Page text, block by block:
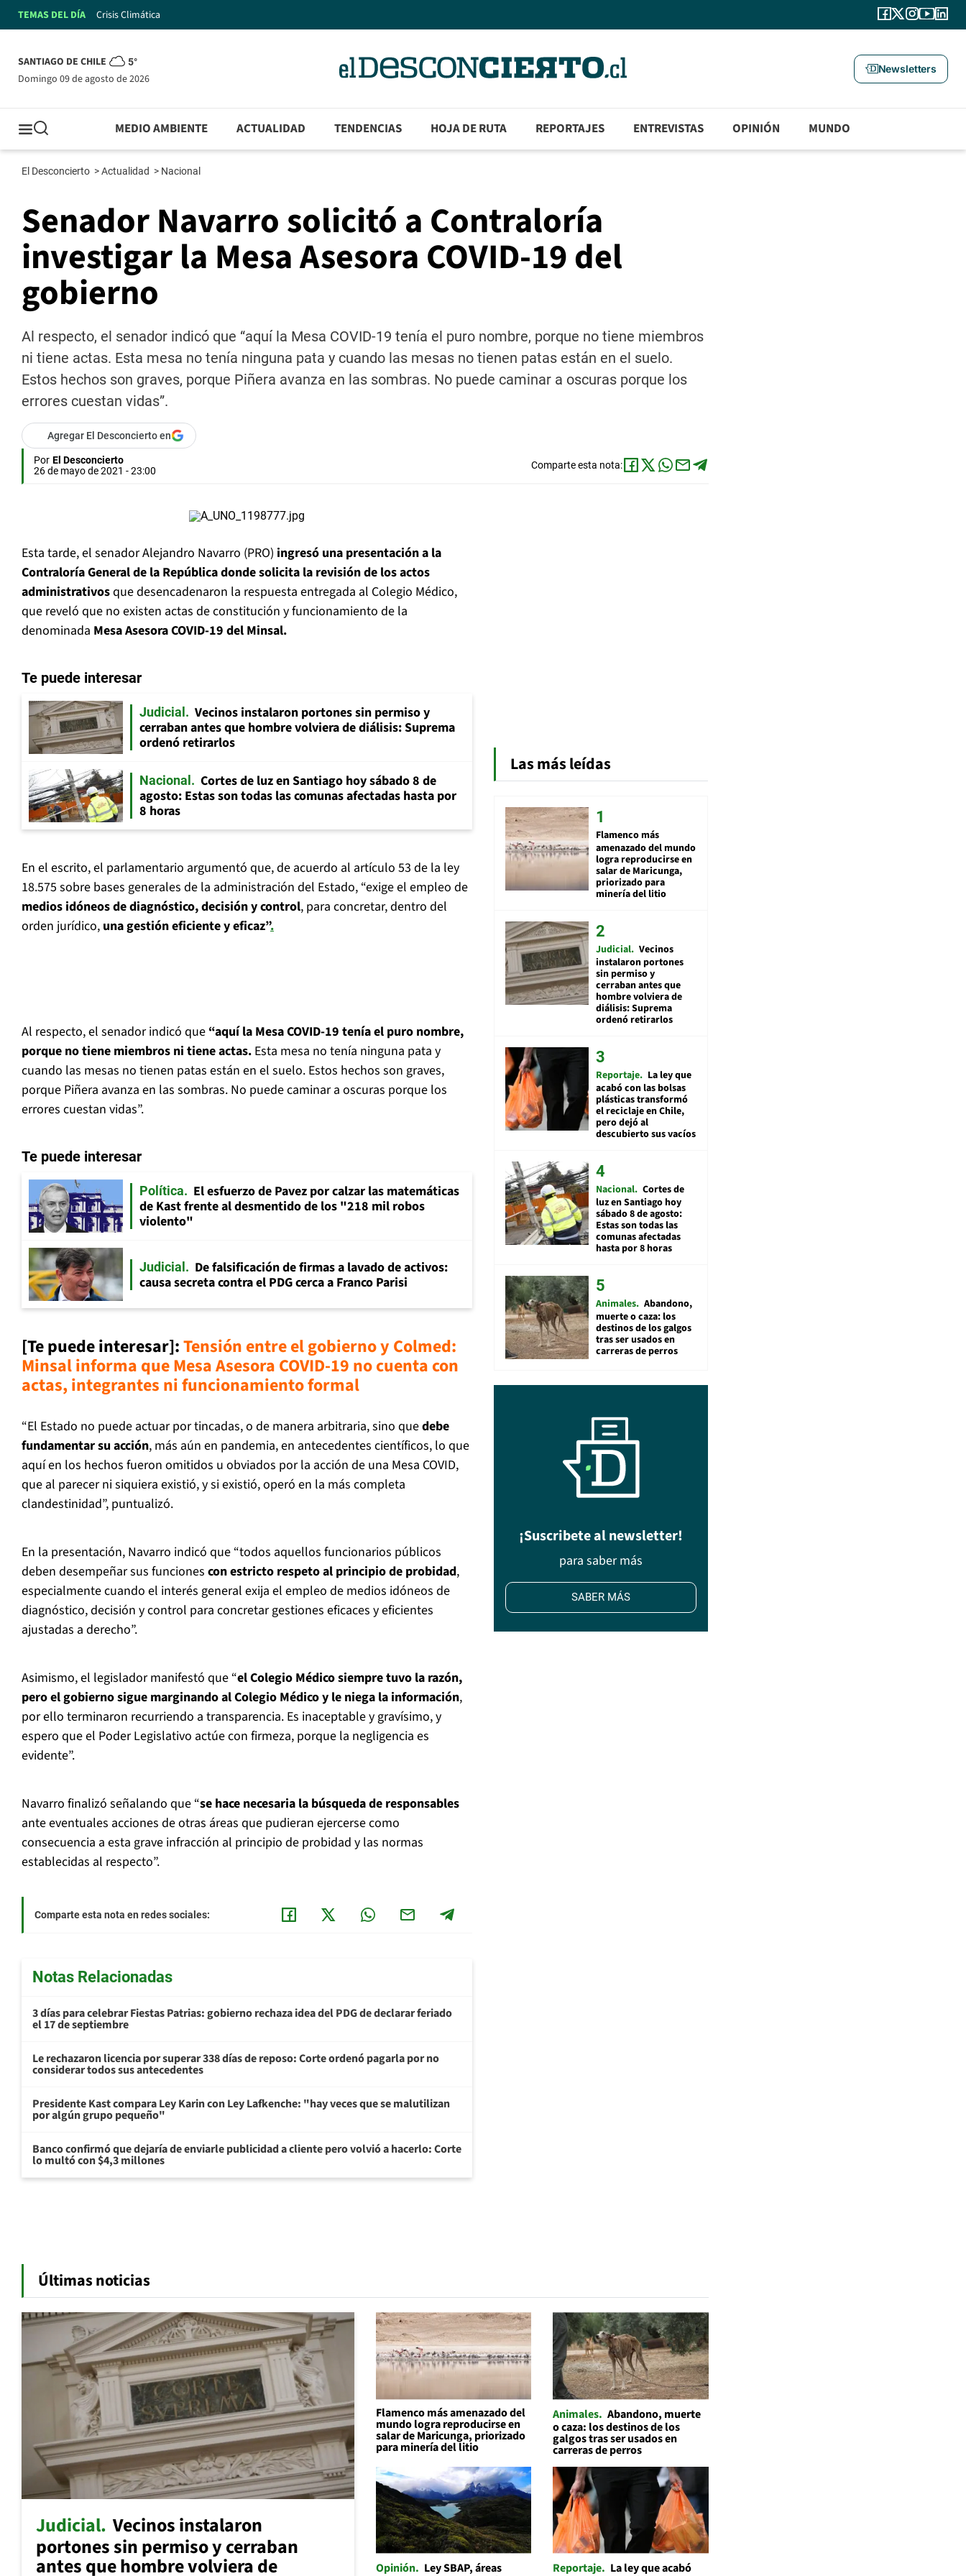
TEMAS DEL DÍA Crisis Climática
SANTIAGO DE CHILE 5°
domingo 09 de agosto de 2026
Newsletters
MEDIO AMBIENTE ACTUALIDAD TENDENCIAS HOJA DE RUTA REPORTAJES ENTREVISTAS OPINIÓN MUNDO
El Desconcierto >Actualidad > Nacional
Senador Navarro solicitó a Contraloría
investigar la Mesa Asesora COVID-19 del
gobierno
Al respecto, el senador indicó que “aquí la Mesa COVID-19 tenía el puro nombre, porque no tiene miembros
ni tiene actas. Esta mesa no tenía ninguna pata y cuando las mesas no tienen patas están en el suelo.
Estos hechos son graves, porque Piñera avanza en las sombras. No puede caminar a oscuras porque los
errores cuestan vidas”.
Agregar El Desconcierto en
Por El Desconcierto
26 de mayo de 2021 - 23:00
Comparte esta nota:
Esta tarde, el senador Alejandro Navarro (PRO) ingresó una presentación a la
Contraloría General de la República donde solicita la revisión de los actos
administrativosque desencadenaron la respuesta entregada al Colegio Médico,
que reveló que no existen actas de constitución y funcionamiento de la
denominada Mesa Asesora COVID-19 del Minsal.
Te puede interesar
Judicial
Vecinos instalaron portones sin permiso y
cerraban antes que hombre volviera de diálisis: Suprema
ordenó retirarlos
Nacional
Cortes de luz en Santiago hoy sábado 8 de
agosto: Estas son todas las comunas afectadas hasta por
8 horas
En el escrito, el parlamentario argumentó que, de acuerdo al artículo 53 de la ley
18.575 sobre bases generales de la administración del Estado, “exige el empleo de
medios idóneos de diagnóstico, decisión y control, para concretar, dentro del
orden jurídico, una gestión eficiente y eficaz”.
Al respecto, el senador indicó que “aquí la Mesa COVID-19 tenía el puro nombre,
porque no tiene miembros ni tiene actas. Esta mesa no tenía ninguna pata y
cuando las mesas no tienen patas están en el suelo. Estos hechos son graves,
porque Piñera avanza en las sombras. No puede caminar a oscuras porque los
errores cuestan vidas”.
Te puede interesar
Política
El esfuerzo de Pavez por calzar las matemáticas
de Kast frente al desmentido de los "218 mil robos
violento"
Judicial
De falsificación de firmas a lavado de activos:
causa secreta contra el PDG cerca a Franco Parisi
[Te puede interesar]:Tensión entre el gobierno y Colmed:
Minsal informa que Mesa Asesora COVID-19 no cuenta con
actas, integrantes ni funcionamiento formal
“El Estado no puede actuar por tincadas, o de manera arbitraria, sino quedebe
fundamentar su acción, más aún en pandemia, en antecedentes científicos, lo que
aquí en los hechos fueron omitidos u obviados por la acción de una Mesa COVID,
que al parecer ni siquiera existió, y si existió, operó en la más completa
clandestinidad”, puntualizó.
En la presentación, Navarro indicó que “todos aquellos funcionarios públicos
deben desempeñar sus funciones con estricto respeto al principio de probidad,
especialmente cuando el interés general exija el empleo de medios idóneos de
diagnóstico, decisión y control para concretar gestiones eficaces y eficientes
ajustadas a derecho”.
Asimismo, el legislador manifestó que “el Colegio Médico siempre tuvo la razón,
pero el gobierno sigue marginando al Colegio Médico y le niega la información,
por ello terminaron recurriendo a transparencia. Es inaceptable y gravísimo, y
espero que el Poder Legislativo actúe con firmeza, porque la negligencia es
evidente”.
Navarro finalizó señalando que “se hace necesaria la búsqueda de responsables
ante eventuales acciones de otras áreas que pudieran ejercerse como
consecuencia a esta grave infracción al principio de probidad y las normas
establecidas al respecto”.
Comparte esta nota en redes sociales:
Notas Relacionadas
3 días para celebrar Fiestas Patrias: gobierno rechaza idea del PDG de declarar feriado
el 17 de septiembre
Le rechazaron licencia por superar 338 días de reposo: Corte ordenó pagarla por no
considerar todos sus antecedentes
Presidente Kast compara Ley Karin con Ley Lafkenche: "hay veces que se malutilizan
por algún grupo pequeño"
Banco confirmó que dejaría de enviarle publicidad a cliente pero volvió a hacerlo: Corte
lo multó con $4,3 millones
Las más leídas
Flamenco más
amenazado del mundo
logra reproducirse en
salar de Maricunga,
priorizado para
minería del litio
Judicial Vecinos
instalaron portones
sin permiso y
cerraban antes que
hombre volviera de
diálisis: Suprema
ordenó retirarlos
Reportaje La ley que
acabó con las bolsas
plásticas transformó
el reciclaje en Chile,
pero dejó al
descubierto sus vacíos
Nacional Cortes de
luz en Santiago hoy
sábado 8 de agosto:
Estas son todas las
comunas afectadas
hasta por 8 horas
Animales Abandono,
muerte o caza: los
destinos de los galgos
tras ser usados en
carreras de perros
¡Suscribete al newsletter!
para saber más
SABER MÁS
Últimas noticias
Judicial Vecinos instalaron
portones sin permiso y cerraban
antes que hombre volviera de
Flamenco más amenazado del
mundo logra reproducirse en
salar de Maricunga, priorizado
para minería del litio
Animales Abandono, muerte
o caza: los destinos de los
galgos tras ser usados en
carreras de perros
Opinión
Ley SBAP, áreas
Reportaje La ley que acabó